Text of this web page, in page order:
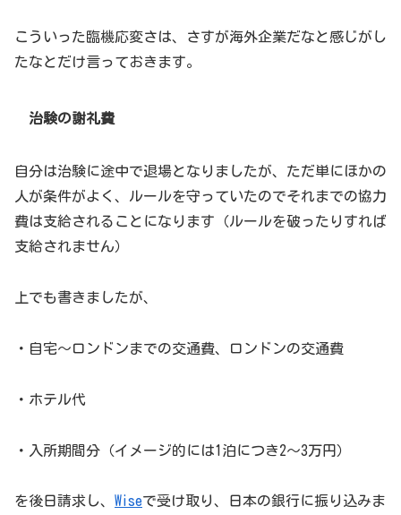
こういった臨機応変さは、さすが海外企業だなと感じがし
たなとだけ言っておきます。
治験の謝礼費
自分は治験に途中で退場となりましたが、ただ単にほかの
人が条件がよく、ルールを守っていたのでそれまでの協力
費は支給されることになります（ルールを破ったりすれば
支給されません）
上でも書きましたが、
・自宅～ロンドンまでの交通費、ロンドンの交通費
・ホテル代
・入所期間分（イメージ的には1泊につき2～3万円）
を後日請求し、 Wiseで受け取り、日本の銀行に振り込みま